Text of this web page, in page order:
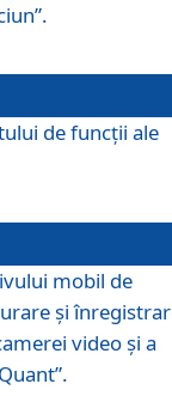
de funcţii ale
mobil de
și
video și a